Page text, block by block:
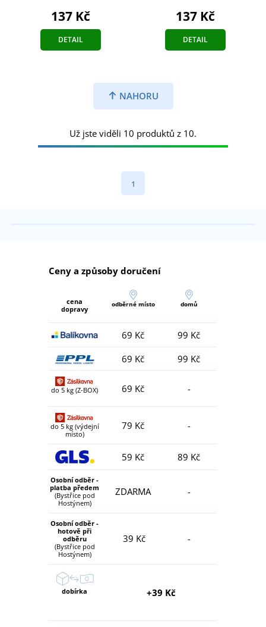
137 Kč
DETAIL
137 Kč
DETAIL
NAHORU
Už jste viděli 10 produktů z 10.
1
Ceny a způsoby doručení
cena
dopravy
odběrné místo domů
69 Kč
99 Kč
69 Kč
99 Kč
do 5 kg (Z-BOX) 69 Kč -
do 5 kg (výdejní
místo)
79 Kč -
59 Kč 89 Kč
Osobní odběr -
platba předem
(Bystřice pod
Hostýnem)
ZDARMA -
Osobní odběr -
hotově při
odběru
(Bystřice pod
Hostýnem)
39 Kč -
dobírka +39 Kč